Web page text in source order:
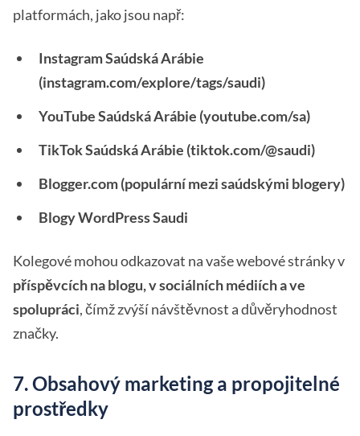
platformách, jako jsou např:
Instagram Saúdská Arábie
(instagram.com/explore/tags/saudi)
YouTube Saúdská Arábie (youtube.com/sa)
TikTok Saúdská Arábie (tiktok.com/@saudi)
Blogger.com (populární mezi saúdskými blogery)
Blogy WordPress Saudi
Kolegové mohou odkazovat na vaše webové stránky v
příspěvcích na blogu, v sociálních médiích a ve
spolupráci, čímž zvýší návštěvnost a důvěryhodnost
značky.
7. Obsahový marketing a propojitelné
prostředky